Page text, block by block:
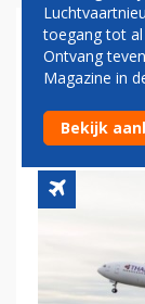
toegang tot al
Ontvang
Magazine in
Bekijk